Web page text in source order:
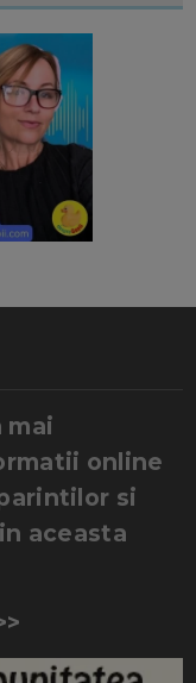
mai
online
si
aceasta